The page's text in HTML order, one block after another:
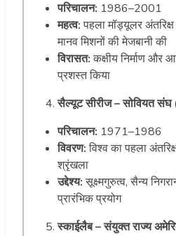
परिचालन: 1986–2001
महत्व:पहला मॉड्यूलर
मानव मिशनों की मेजबानी की
विरासत:कक्षीय निर्माण और
प्रशस्त किया
सैल्यूट सीरीज – सोवियत
परिचालन: 1971–1986
विवरण:विश्व का पहला
श्रृंखला
उद्देश्य:सूक्ष्मगुरुत्व, सैन्य
प्रारंभिक प्रयोग
स्काईलैब – संयुक्त राज्य